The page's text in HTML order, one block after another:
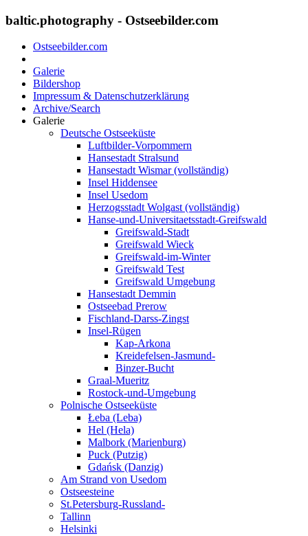
baltic.photography - Ostseebilder.com
Ostseebilder.com
Galerie
Bildershop
Impressum & Datenschutzerklärung
Archive/Search
Galerie
Deutsche Ostseeküste
Luftbilder-Vorpommern
Hansestadt Stralsund
Hansestadt Wismar (vollständig)
Insel Hiddensee
Insel Usedom
Herzogsstadt Wolgast (vollständig)
Hanse-und-Universitaetsstadt-Greifswald
Greifswald-Stadt
Greifswald Wieck
Greifswald-im-Winter
Greifswald Test
Greifswald Umgebung
Hansestadt Demmin
Ostseebad Prerow
Fischland-Darss-Zingst
Insel-Rügen
Kap-Arkona
Kreidefelsen-Jasmund-
Binzer-Bucht
Graal-Mueritz
Rostock-und-Umgebung
Polnische Ostseeküste
Łeba (Leba)
Hel (Hela)
Malbork (Marienburg)
Puck (Putzig)
Gdańsk (Danzig)
Am Strand von Usedom
Ostseesteine
St.Petersburg-Russland-
Tallinn
Helsinki